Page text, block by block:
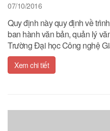
07/10/2016
Quy định này quy định về
ban hành văn bản, quản lý
Trường Đại học Công nghệ
Xem chi tiết